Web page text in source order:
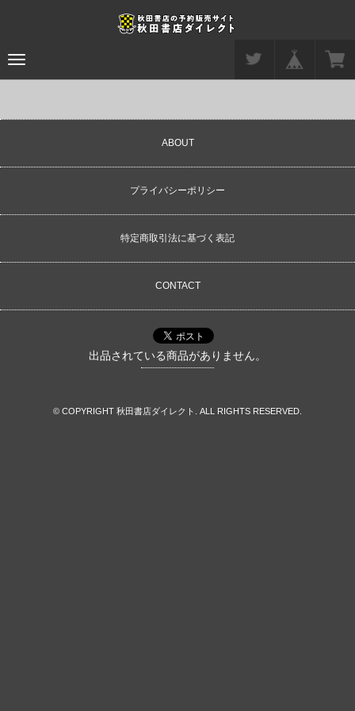
Toggle
navigation
出品されている商品がありません。
ABOUT
プライバシーポリシー
特定商取引法に基づく表記
CONTACT
© COPYRIGHT 秋田書店ダイレクト. ALL RIGHTS RESERVED.